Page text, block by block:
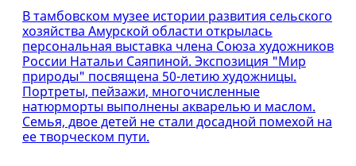
В тамбовском музее истории развития сельского
хозяйства Амурской области открылась
персональная выставка члена Союза художников
России Натальи Саяпиной. Экспозиция "Мир
природы" посвящена 50-летию художницы.
Портреты, пейзажи, многочисленные
натюрморты выполнены акварелью и маслом.
Семья, двое детей не стали досадной помехой на
ее творческом пути.